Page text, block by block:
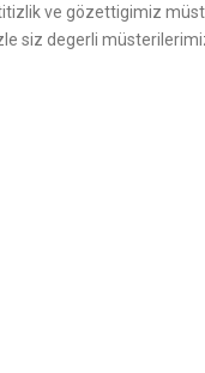
ve gözettigimiz
siz degerli